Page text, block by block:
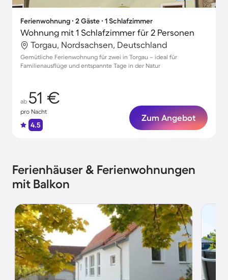
Ferienwohnung ∙ 2 Gäste ∙ 1 Schlafzimmer
Wohnung mit 1 Schlafzimmer für 2 Personen
Torgau, Nordsachsen, Deutschland
Gemütliche Ferienwohnung für zwei in Torgau – ideal für
Familienausflüge und entspannte Tage in der Natur
ab 51 €
pro Nacht
4.5
Zum Angebot
Ferienhäuser & Ferienwohnungen
mit Balkon